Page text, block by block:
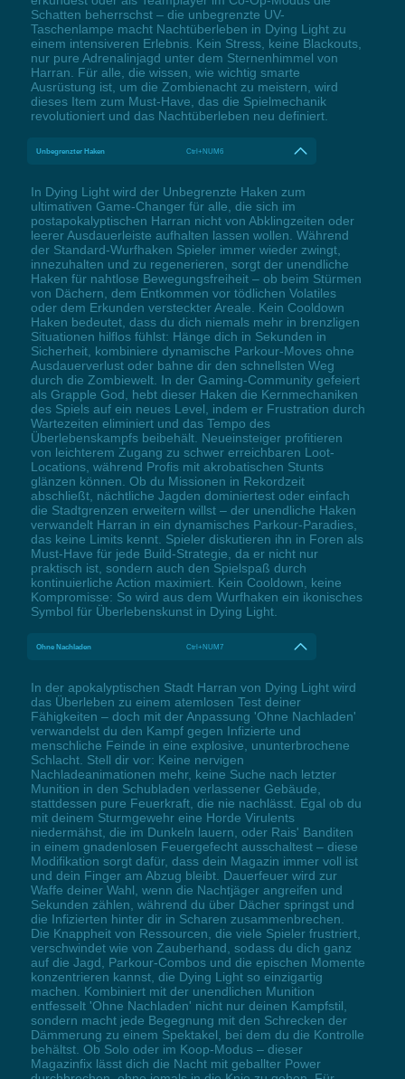
Schatten beherrschst – die unbegrenzte UV-
Taschenlampe macht Nachtüberleben in Dying Light zu
einem intensiveren Erlebnis. Kein Stress, keine Blackouts,
nur pure Adrenalinjagd unter dem Sternenhimmel von
Harran. Für alle, die wissen, wie wichtig smarte
Ausrüstung ist, um die Zombienacht zu meistern, wird
dieses Item zum Must-Have, das die Spielmechanik
revolutioniert und das Nachtüberleben neu definiert.
Unbegrenzter Haken Ctrl+NUM6
In Dying Light wird der Unbegrenzte Haken zum
ultimativen Game-Changer für alle, die sich im
postapokalyptischen Harran nicht von Abklingzeiten oder
leerer Ausdauerleiste aufhalten lassen wollen. Während
der Standard-Wurfhaken Spieler immer wieder zwingt,
innezuhalten und zu regenerieren, sorgt der unendliche
Haken für nahtlose Bewegungsfreiheit – ob beim Stürmen
von Dächern, dem Entkommen vor tödlichen Volatiles
oder dem Erkunden versteckter Areale. Kein Cooldown
Haken bedeutet, dass du dich niemals mehr in brenzligen
Situationen hilflos fühlst: Hänge dich in Sekunden in
Sicherheit, kombiniere dynamische Parkour-Moves ohne
Ausdauerverlust oder bahne dir den schnellsten Weg
durch die Zombiewelt. In der Gaming-Community gefeiert
als Grapple God, hebt dieser Haken die Kernmechaniken
des Spiels auf ein neues Level, indem er Frustration durch
Wartezeiten eliminiert und das Tempo des
Überlebenskampfs beibehält. Neueinsteiger profitieren
von leichterem Zugang zu schwer erreichbaren Loot-
Locations, während Profis mit akrobatischen Stunts
glänzen können. Ob du Missionen in Rekordzeit
abschließt, nächtliche Jagden dominiertest oder einfach
die Stadtgrenzen erweitern willst – der unendliche Haken
verwandelt Harran in ein dynamisches Parkour-Paradies,
das keine Limits kennt. Spieler diskutieren ihn in Foren als
Must-Have für jede Build-Strategie, da er nicht nur
praktisch ist, sondern auch den Spielspaß durch
kontinuierliche Action maximiert. Kein Cooldown, keine
Kompromisse: So wird aus dem Wurfhaken ein ikonisches
Symbol für Überlebenskunst in Dying Light.
Ohne Nachladen Ctrl+NUM7
In der apokalyptischen Stadt Harran von Dying Light wird
das Überleben zu einem atemlosen Test deiner
Fähigkeiten – doch mit der Anpassung 'Ohne Nachladen'
verwandelst du den Kampf gegen Infizierte und
menschliche Feinde in eine explosive, ununterbrochene
Schlacht. Stell dir vor: Keine nervigen
Nachladeanimationen mehr, keine Suche nach letzter
Munition in den Schubladen verlassener Gebäude,
stattdessen pure Feuerkraft, die nie nachlässt. Egal ob du
mit deinem Sturmgewehr eine Horde Virulents
niedermähst, die im Dunkeln lauern, oder Rais' Banditen
in einem gnadenlosen Feuergefecht ausschaltest – diese
Modifikation sorgt dafür, dass dein Magazin immer voll ist
und dein Finger am Abzug bleibt. Dauerfeuer wird zur
Waffe deiner Wahl, wenn die Nachtjäger angreifen und
Sekunden zählen, während du über Dächer springst und
die Infizierten hinter dir in Scharen zusammenbrechen.
Die Knappheit von Ressourcen, die viele Spieler frustriert,
verschwindet wie von Zauberhand, sodass du dich ganz
auf die Jagd, Parkour-Combos und die epischen Momente
konzentrieren kannst, die Dying Light so einzigartig
machen. Kombiniert mit der unendlichen Munition
entfesselt 'Ohne Nachladen' nicht nur deinen Kampfstil,
sondern macht jede Begegnung mit den Schrecken der
Dämmerung zu einem Spektakel, bei dem du die Kontrolle
behältst. Ob Solo oder im Koop-Modus – dieser
Magazinfix lässt dich die Nacht mit geballter Power